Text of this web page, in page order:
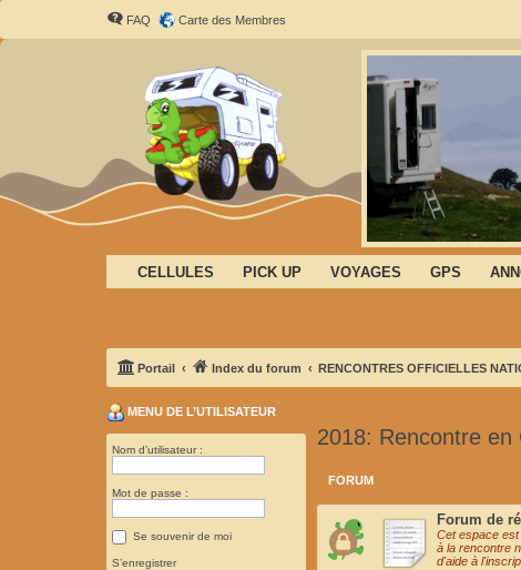
FAQ Carte des Membres
CELLULES PICK UP VOYAGES GPS
Portail Index du forum RENCONTRES OFFICIELLES
2018: Rencontre en
FORUM
Forum de
Cet espace
à la rencontre
d'aide à
MENU DE L’UTILISATEUR
Nom d’utilisateur :
Mot de passe :
Se souvenir de moi
S’enregistrer